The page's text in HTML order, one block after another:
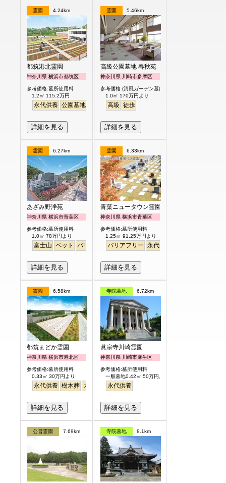
霊園 4.24km
都筑港北霊園
神奈川県 横浜市都筑区
参考価格:墓所使用料
1.2㎡ 115.2万円
永代供養 公園墓地 駅から徒歩
詳細を見る
霊園 5.46km
高級公園墓地 春秋苑
神奈川県 川崎市多摩区
参考価格:(清風ガーデン墓所)
1.0㎡ 170万円より
高級 徒歩
詳細を見る
霊園 6.27km
あざみ野浄苑
神奈川県 横浜市青葉区
参考価格:墓所使用料
1.0㎡ 78万円より
富士山 ペット バリアフリー 明るい
詳細を見る
霊園 6.33km
青葉ニュータウン霊園
神奈川県 横浜市青葉区
参考価格:墓所使用料
1.25㎡ 91.25万円より
バリアフリー 永代供養
詳細を見る
霊園 6.58km
都筑まどか霊園
神奈川県 横浜市港北区
参考価格:墓所使用料
0.33㎡ 30万円より
永代供養 樹木葬 ガーデニング
詳細を見る
寺院墓地 6.72km
眞宗寺川崎霊園
神奈川県 川崎市麻生区
参考価格:墓所使用料
一般墓地0.42㎡ 50万円より
永代供養
詳細を見る
公営霊園 7.69km 寺院墓地 8.1km